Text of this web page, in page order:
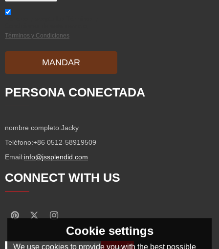
Términos y Condiciones
MANDAR
PERSONA CONECTADA
nombre completo:Jacky
Teléfono:+86 0512-58919509
Email:info@jssplendid.com
CONNECT WITH US
Cookie settings
We use cookies to provide you with the best possible